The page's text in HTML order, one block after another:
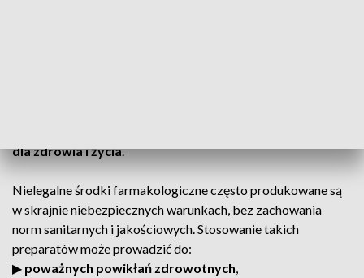
dla zdrowia i życia.
Nielegalne środki farmakologiczne często produkowane są
w skrajnie niebezpiecznych warunkach, bez zachowania
norm sanitarnych i jakościowych. Stosowanie takich
preparatów może prowadzić do:
▶︎ poważnych powikłań zdrowotnych,